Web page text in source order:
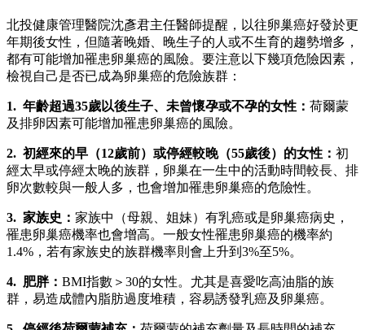
北投健康管理醫院沈彥君主任醫師提醒，以往卵巢癌好發於更
年期後女性，但隨著晚婚、晚生子的人或不生育的趨勢增多，
都有可能增加罹患卵巢癌的風險。要注意以下幾項危險因素，
檢視自己是否已成為卵巢癌的危險族群：
1. 年齡超過35歲以後生子、未曾懷孕或不孕的女性： 荷爾蒙
及排卵因素可能增加罹患卵巢癌的風險。
2. 初經來的早（12歲前）或停經較晚（55歲後）的女性： 初
經太早或停經太晚的族群，卵巢在一生中的活動時間較長、排
卵次數較與一般人多，也會增加罹患卵巢癌的危險性。
3. 家族史： 家族中（母親、姐妹）有乳癌或是卵巢癌病史，
罹患卵巢癌機率也會增高。一般女性罹患卵巢癌的機率約
1.4%，若有家族史的族群機率則會上升到3%至5%。
4. 肥胖： BMI指數＞30的女性。尤其是喜愛吃高油脂的族
群，易造成體內脂肪過度堆積，容易誘發乳癌及卵巢癌。